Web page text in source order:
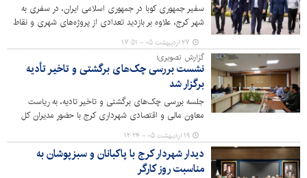
سفیر جمهوری کوبا در جمهوری اسلامی ایران، در سفری به
شهر کرج، علاوه بر بازدید تعدادی از پروژه‌های شهری و نقاط
گردشگری کلانشهر، از پل زخمی شهید رئیسی به‌عنوان نمادی
از مقاومت ایرانیان دیدن کرد.
۲۷ اردیبهشت ۰۵ - ۱۷:۵۱
گزارش تصویری؛
نشست بررسی چک‌های برگشتی و تاخیر تأدیه
برگزار شد
جلسه بررسی چک‌های برگشتی و تاخیر تادیه، به ریاست
معاون مالی و اقتصادی شهرداری کرج با حضور مدیران کل
حوزه درآمد، حقوقی، مالی و اقتصادی و رئیس سازمان فناوری
اطلاعات و ارتباطات برگزار شد.
۱۹ اردیبهشت ۰۵ - ۱۲:۲۴
دیدار شهردار کرج با پاکبانان و سبزپوشان به
مناسبت روز کارگر